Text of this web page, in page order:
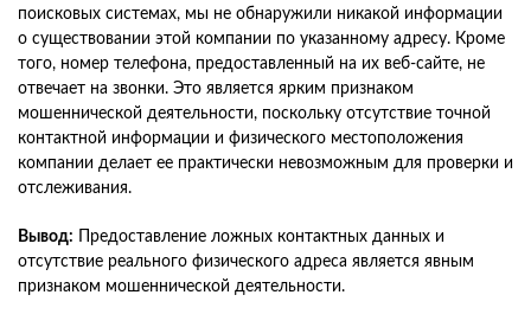
поисковых системах, мы не обнаружили никакой информации
о существовании этой компании по указанному адресу. Кроме
того, номер телефона, предоставленный на их веб-сайте, не
отвечает на звонки. Это является ярким признаком
мошеннической деятельности, поскольку отсутствие точной
контактной информации и физического местоположения
компании делает ее практически невозможным для проверки и
отслеживания.
Вывод: Предоставление ложных контактных данных и
отсутствие реального физического адреса является явным
признаком мошеннической деятельности.